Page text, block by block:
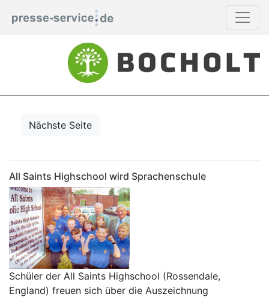
Nächste Seite
All Saints Highschool wird Sprachenschule
Schüler der All Saints Highschool (Rossendale,
England) freuen sich über die Auszeichnung